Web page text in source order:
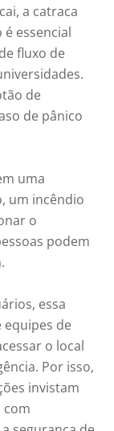
a catraca
essencial
fluxo de
de
de pânico
uma
um incêndio
o
podem
essa
de
o local
Por isso,
invistam
com